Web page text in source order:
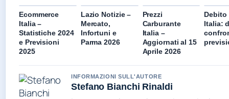
Ecommerce
Italia –
Statistiche 2024
e Previsioni
2025
Lazio Notizie –
Mercato,
Infortuni e
Parma 2026
Prezzi
Carburante
Italia –
Aggiornati al 15
Aprile 2026
Italia:
INFORMAZIONI SULL'AUTORE
Stefano Bianchi Rinaldi